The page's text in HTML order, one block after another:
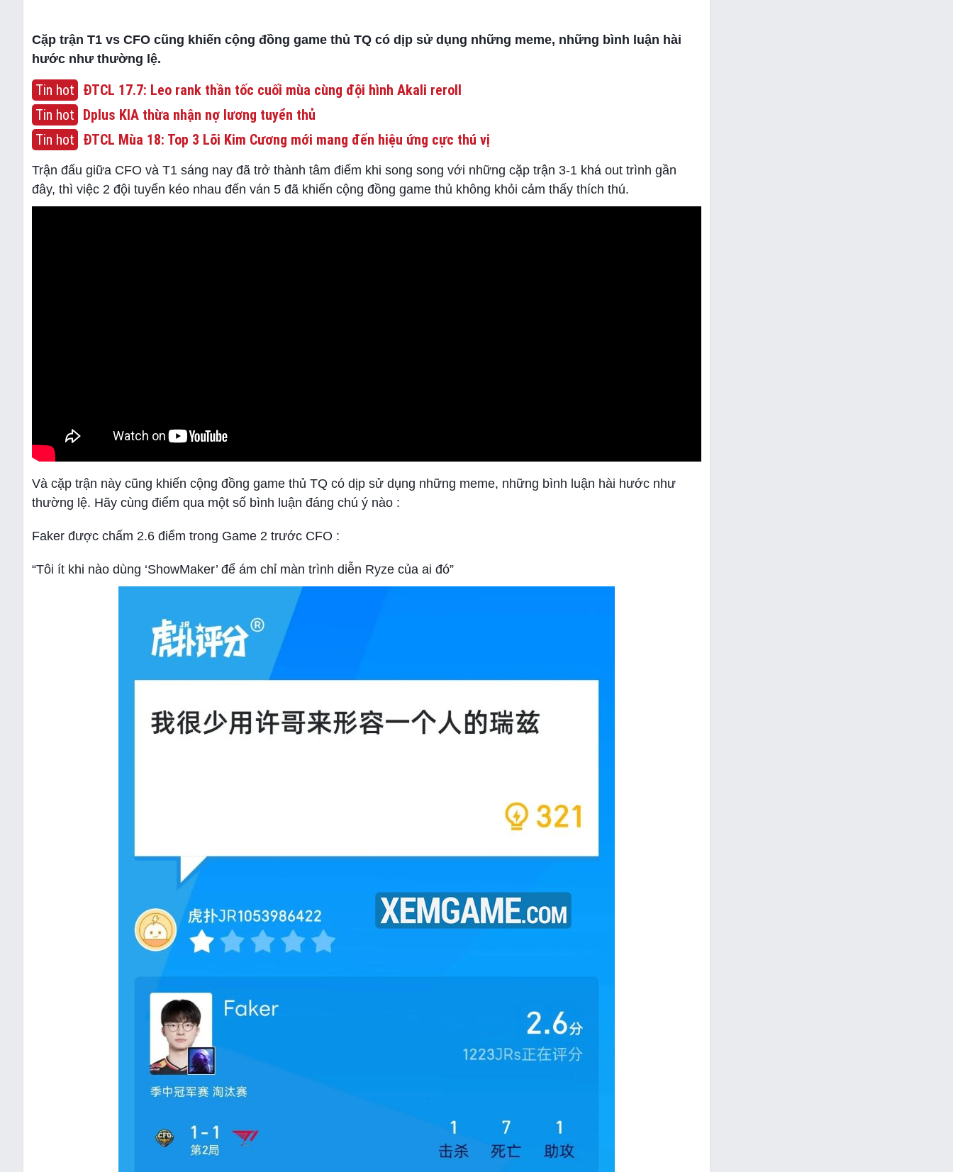
Cặp trận T1 vs CFO cũng khiến cộng đồng game thủ TQ có dịp sử dụng những meme, những bình luận hài
hước như thường lệ.
Tin hot ĐTCL 17.7: Leo rank thần tốc cuối mùa cùng đội hình Akali reroll
Tin hot Dplus KIA thừa nhận nợ lương tuyển thủ
Tin hot ĐTCL Mùa 18: Top 3 Lõi Kim Cương mới mang đến hiệu ứng cực thú vị
Trận đấu giữa CFO và T1 sáng nay đã trở thành tâm điểm khi song song với những cặp trận 3-1 khá out trình gần
đây, thì việc 2 đội tuyển kéo nhau đến ván 5 đã khiến cộng đồng game thủ không khỏi cảm thấy thích thú.
Và cặp trận này cũng khiến cộng đồng game thủ TQ có dịp sử dụng những meme, những bình luận hài hước như
thường lệ. Hãy cùng điểm qua một số bình luận đáng chú ý nào :
Faker được chấm 2.6 điểm trong Game 2 trước CFO :
“Tôi ít khi nào dùng ‘ShowMaker’ để ám chỉ màn trình diễn Ryze của ai đó”